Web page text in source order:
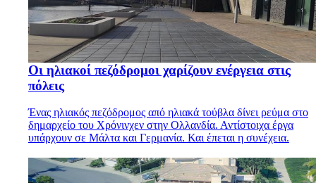
Οι ηλιακοί πεζόδρομοι χαρίζουν ενέργεια στις
πόλεις
Ένας ηλιακός πεζόδρομος από ηλιακά τούβλα δίνει ρεύμα στο
δημαρχείο του Xρόνινχεν στην Ολλανδία. Αντίστοιχα έργα
υπάρχουν σε Μάλτα και Γερμανία. Και έπεται η συνέχεια.